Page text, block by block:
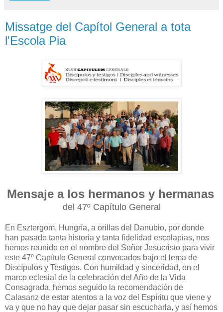
Missatge del Capítol General a tota
l'Escola Pia
Mensaje a los hermanos y hermanas
del 47º Capítulo General
En Esztergom, Hungría, a orillas del Danubio, por donde
han pasado tanta historia y tanta fidelidad escolapias, nos
hemos reunido en el nombre del Señor Jesucristo para vivir
este 47º Capítulo General convocados bajo el lema de
Discípulos y Testigos. Con humildad y sinceridad, en el
marco eclesial de la celebración del Año de la Vida
Consagrada, hemos seguido la recomendación de
Calasanz de estar atentos a la voz del Espíritu que viene y
va y que no hay que dejar pasar sin escucharla, y así hemos